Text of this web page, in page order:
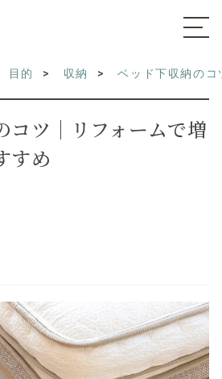
目的 収納 ベッド下収納の
コツ｜リフォームで増
すめ